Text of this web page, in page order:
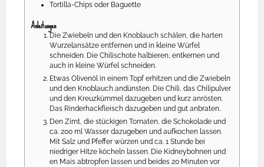
Tortilla-Chips oder Baguette
Anleitungen
Die Zwiebeln und den Knoblauch schälen, die harten
Wurzelansätze entfernen und in kleine Würfel
schneiden. Die Chilischote halbieren, entkernen und
auch in kleine Würfel schneiden.
Etwas Olivenöl in einem Topf erhitzen und die Zwiebeln
und den Knoblauch andünsten. Die Chili, das Chilipulver
und den Kreuzkümmel dazugeben und kurz anrösten.
Das Rinderhackfleisch dazugeben und gut anbraten.
Den Zimt, die stückigen Tomaten, die Schokolade und
ca. 200 ml Wasser dazugeben und aufkochen lassen.
Mit Salz und Pfeffer würzen und ca. 1 Stunde bei
niedriger Hitze köcheln lassen. Die Kidneybohnen und
en Mais abtropfen lassen und beides 20 Minuten vor